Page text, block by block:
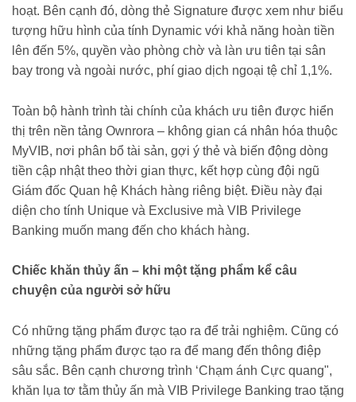
hoạt. Bên cạnh đó, dòng thẻ Signature được xem như biểu
tượng hữu hình của tính Dynamic với khả năng hoàn tiền
lên đến 5%, quyền vào phòng chờ và làn ưu tiên tại sân
bay trong và ngoài nước, phí giao dịch ngoại tệ chỉ 1,1%.
Toàn bộ hành trình tài chính của khách ưu tiên được hiển
thị trên nền tảng Ownrora – không gian cá nhân hóa thuộc
MyVIB, nơi phân bổ tài sản, gợi ý thẻ và biến động dòng
tiền cập nhật theo thời gian thực, kết hợp cùng đội ngũ
Giám đốc Quan hệ Khách hàng riêng biệt. Điều này đại
diện cho tính Unique và Exclusive mà VIB Privilege
Banking muốn mang đến cho khách hàng.
Chiếc khăn thủy ấn – khi một tặng phẩm kể câu
chuyện của người sở hữu
Có những tặng phẩm được tạo ra để trải nghiệm. Cũng có
những tặng phẩm được tạo ra để mang đến thông điệp
sâu sắc. Bên cạnh chương trình ‘Chạm ánh Cực quang",
khăn lụa tơ tằm thủy ấn mà VIB Privilege Banking trao tặng